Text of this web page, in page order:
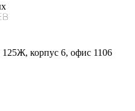
корпус 6, офис 1106